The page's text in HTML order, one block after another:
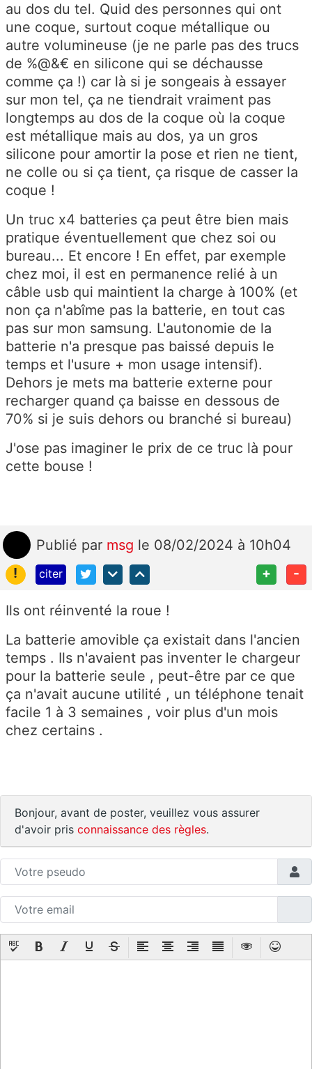
au dos du tel. Quid des personnes qui ont
une coque, surtout coque métallique ou
autre volumineuse (je ne parle pas des trucs
de %@&€ en silicone qui se déchausse
comme ça !) car là si je songeais à essayer
sur mon tel, ça ne tiendrait vraiment pas
longtemps au dos de la coque où la coque
est métallique mais au dos, ya un gros
silicone pour amortir la pose et rien ne tient,
ne colle ou si ça tient, ça risque de casser la
coque !
Un truc x4 batteries ça peut être bien mais
pratique éventuellement que chez soi ou
bureau... Et encore ! En effet, par exemple
chez moi, il est en permanence relié à un
câble usb qui maintient la charge à 100% (et
non ça n'abîme pas la batterie, en tout cas
pas sur mon samsung. L'autonomie de la
batterie n'a presque pas baissé depuis le
temps et l'usure + mon usage intensif).
Dehors je mets ma batterie externe pour
recharger quand ça baisse en dessous de
70% si je suis dehors ou branché si bureau)
J'ose pas imaginer le prix de ce truc là pour
cette bouse !
Publié par msg le 08/02/2024 à 10h04
!
citer + -
Ils ont réinventé la roue !
La batterie amovible ça existait dans l'ancien
temps . Ils n'avaient pas inventer le chargeur
pour la batterie seule , peut-être par ce que
ça n'avait aucune utilité , un téléphone tenait
facile 1 à 3 semaines , voir plus d'un mois
chez certains .
Bonjour, avant de poster, veuillez vous assurer
d'avoir pris connaissance des règles.